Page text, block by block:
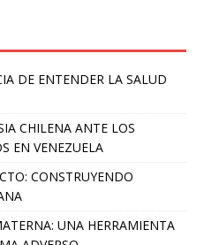
DE ENTENDER LA SALUD
CHILENA ANTE LOS
EN VENEZUELA
CONSTRUYENDO
UNA HERRAMIENTA